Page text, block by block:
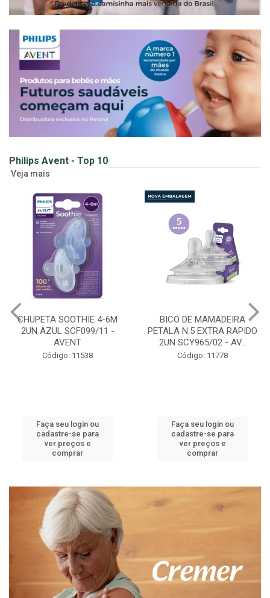
Philips Avent - Top 10
Veja mais
CHUPETA SOOTHIE 4-6M
2UN AZUL SCF099/11 -
AVENT
Faça seu login ou
cadastre-se para
ver preços e
BICO DE MAMADEIRA
PETALA N.5 EXTRA RAPIDO
2UN SCY965/02 - AV...
Faça seu login ou
cadastre-se para
ver preços e